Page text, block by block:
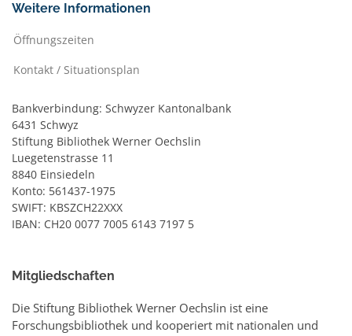
Weitere Informationen
Öffnungszeiten
Kontakt / Situationsplan
Bankverbindung: Schwyzer Kantonalbank
6431 Schwyz
Stiftung Bibliothek Werner Oechslin
Luegetenstrasse 11
8840 Einsiedeln
Konto: 561437-1975
SWIFT: KBSZCH22XXX
IBAN: CH20 0077 7005 6143 7197 5
Mitgliedschaften
Die Stiftung Bibliothek Werner Oechslin ist eine
Forschungsbibliothek und kooperiert mit nationalen und